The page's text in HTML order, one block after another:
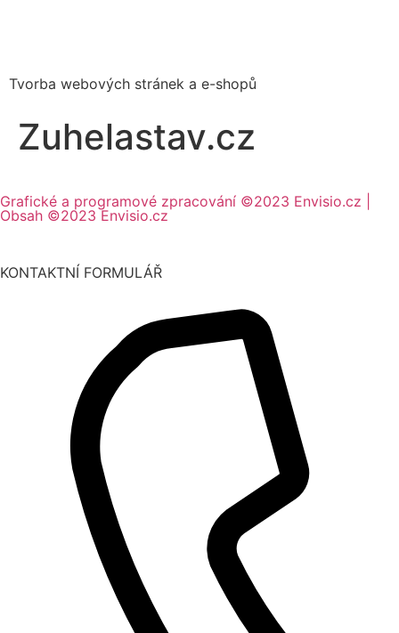
Tvorba webových stránek a e-shopů
Zuhelastav.cz
Grafické a programové zpracování ©2023 Envisio.cz |
Obsah ©2023 Envisio.cz
KONTAKTNÍ FORMULÁŘ